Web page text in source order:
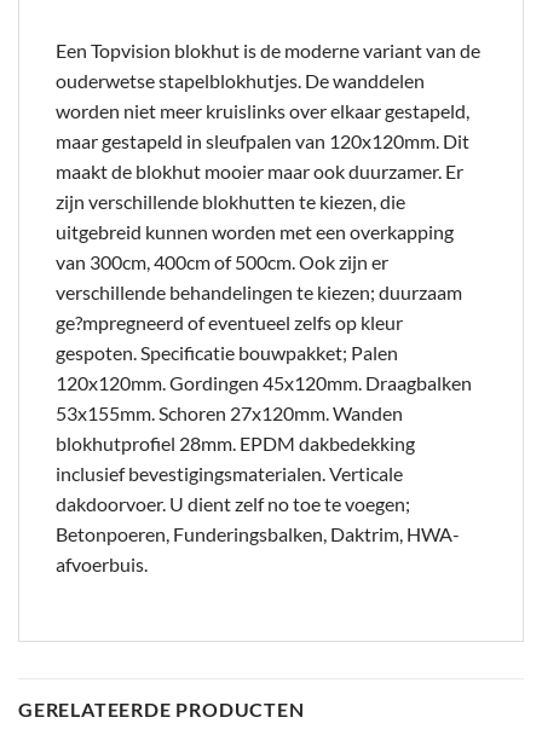
Een Topvision blokhut is de moderne variant van de
ouderwetse stapelblokhutjes. De wanddelen
worden niet meer kruislinks over elkaar gestapeld,
maar gestapeld in sleufpalen van 120x120mm. Dit
maakt de blokhut mooier maar ook duurzamer. Er
zijn verschillende blokhutten te kiezen, die
uitgebreid kunnen worden met een overkapping
van 300cm, 400cm of 500cm. Ook zijn er
verschillende behandelingen te kiezen; duurzaam
ge?mpregneerd of eventueel zelfs op kleur
gespoten. Specificatie bouwpakket; Palen
120x120mm. Gordingen 45x120mm. Draagbalken
53x155mm. Schoren 27x120mm. Wanden
blokhutprofiel 28mm. EPDM dakbedekking
inclusief bevestigingsmaterialen. Verticale
dakdoorvoer. U dient zelf no toe te voegen;
Betonpoeren, Funderingsbalken, Daktrim, HWA-
afvoerbuis.
GERELATEERDE PRODUCTEN